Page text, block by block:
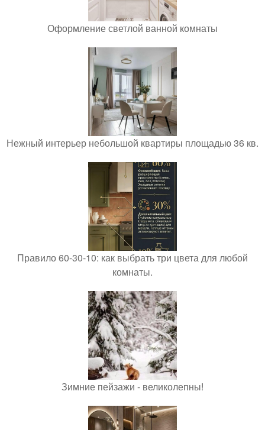
Оформление светлой ванной комнаты
Нежный интерьер небольшой квартиры площадью 36 кв.
Правило 60-30-10: как выбрать три цвета для любой
комнаты.
Зимние пейзажи - великолепны!